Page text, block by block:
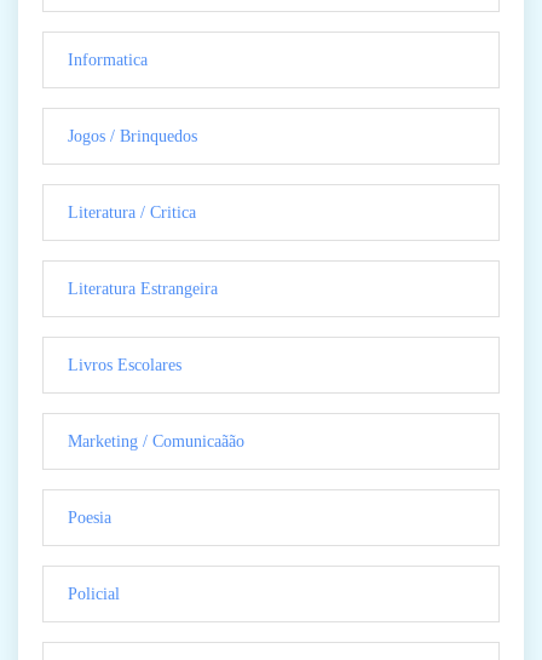
Informatica
Jogos / Brinquedos
Literatura / Critica
Literatura Estrangeira
Livros Escolares
Marketing / Comunicaãão
Poesia
Policial